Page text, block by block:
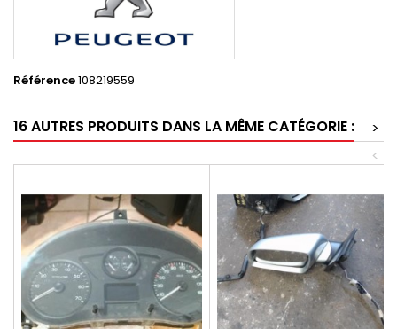
Référence108219559
16 AUTRES PRODUITS DANS LA MÊME CATÉGORIE :
>
<